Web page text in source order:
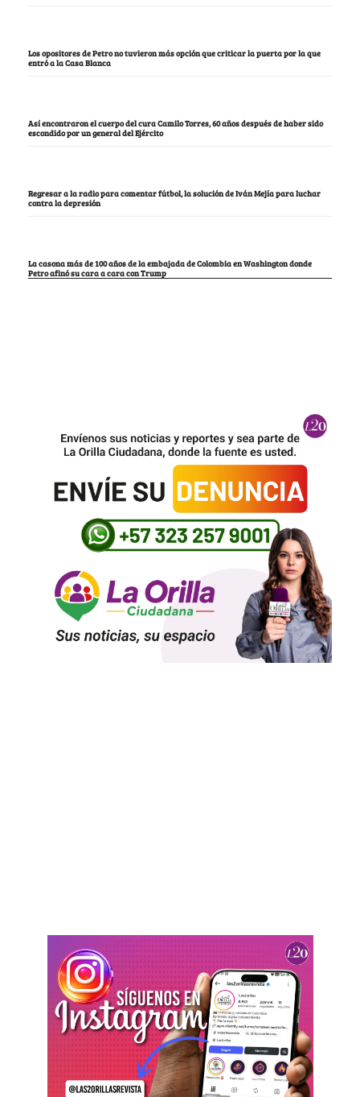
Los opositores de Petro no tuvieron más opción que criticar la puerta por la que
entró a la Casa Blanca
Así encontraron el cuerpo del cura Camilo Torres, 60 años después de haber sido
escondido por un general del Ejército
Regresar a la radio para comentar fútbol, la solución de Iván Mejía para luchar
contra la depresión
La casona más de 100 años de la embajada de Colombia en Washington donde
Petro afinó su cara a cara con Trump